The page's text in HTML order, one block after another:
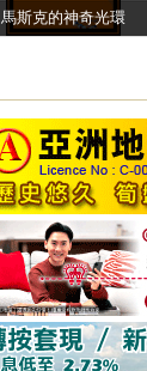
馬斯克的神奇光環